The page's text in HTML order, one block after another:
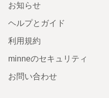
お知らせ
ヘルプとガイド
利用規約
minneのセキュリティ
お問い合わせ